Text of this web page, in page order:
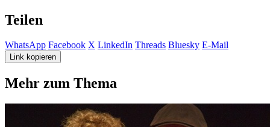
Teilen
WhatsApp Facebook X LinkedIn Threads Bluesky E-Mail
Link kopieren
Mehr zum Thema